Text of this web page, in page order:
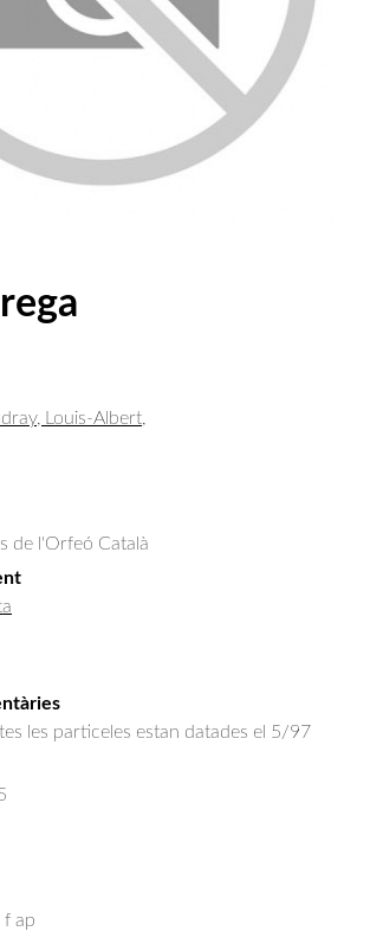
Louis-Albert,
de l'Orfeó Català
les particeles estan datades el 5/97
f ap